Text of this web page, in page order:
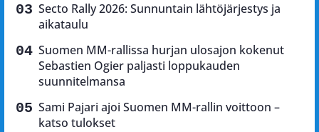
Secto Rally 2026: Sunnuntain lähtöjärjestys ja
aikataulu
Suomen MM-rallissa hurjan ulosajon kokenut
Sebastien Ogier paljasti loppukauden
suunnitelmansa
Sami Pajari ajoi Suomen MM-rallin voittoon –
katso tulokset